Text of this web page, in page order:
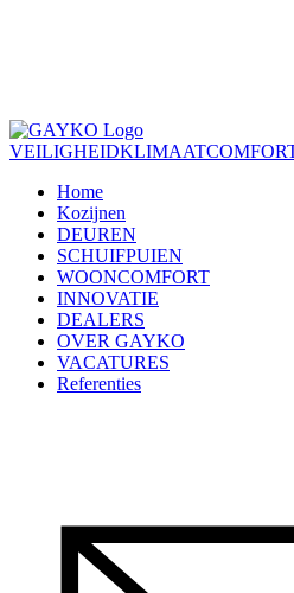
VEILIGHEID
Home
Kozijnen
DEUREN
SCHUIFPUIEN
WOONCOMFORT
INNOVATIE
DEALERS
OVER GAYKO
VACATURES
Referenties